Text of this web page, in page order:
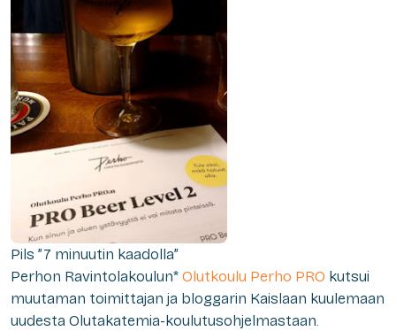
Pils ”7 minuutin kaadolla”
Perhon Ravintolakoulun*Olutkoulu Perho PRO kutsui
muutaman toimittajan ja bloggarin Kaislaan kuulemaan
uudesta Olutakatemia-koulutusohjelmastaan.